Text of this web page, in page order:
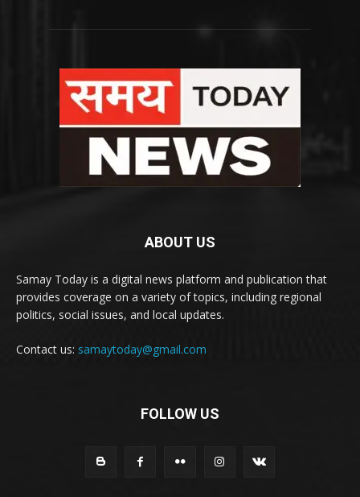
ABOUT US
Samay Today is a digital news platform and publication that
provides coverage on a variety of topics, including regional
politics, social issues, and local updates.
Contact us: samaytoday@gmail.com
FOLLOW US